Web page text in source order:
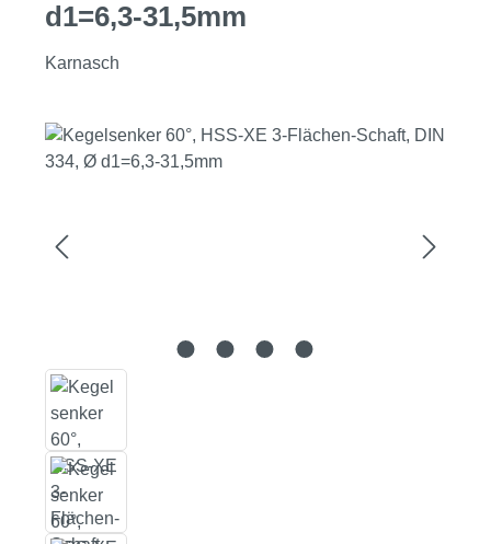
d1=6,3-31,5mm
Karnasch
Bildergalerie überspringen